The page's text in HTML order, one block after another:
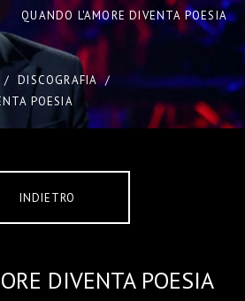
QUANDO L'AMORE DIVENTA POESIA
/ DISCOGRAFIA /
POESIA
INDIETRO
DIVENTA POESIA